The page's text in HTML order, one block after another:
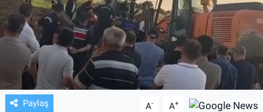
Paylaş A- A+
SAĞLIK
GENEL
KÜLTÜR SANAT
ASAYİŞ